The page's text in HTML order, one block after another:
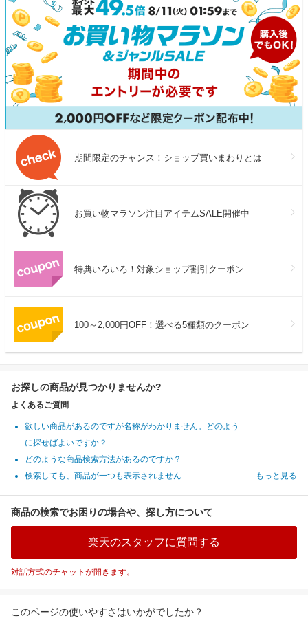
期間限定のチャンス！ショップ買いまわりとは
お買い物マラソン注目アイテムSALE開催中
特典いろいろ！対象ショップ割引クーポン
100～2,000円OFF！選べる5種類のクーポン
お探しの商品が見つかりませんか?
よくあるご質問
欲しい商品があるのですが名称がわかりません。どのよう
に探せばよいですか？
どのような商品検索方法があるのですか？
検索しても、商品が一つも表示されません
もっと見る
商品の検索でお困りの場合や、探し方について
楽天のスタッフに質問する
対話方式のチャットが開きます。
このページの使いやすさはいかがでしたか？